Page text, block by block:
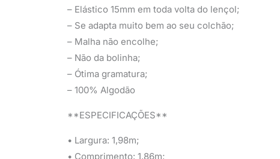
– Elástico 15mm em toda volta do lençol;
– Se adapta muito bem ao seu colchão;
– Malha não encolhe;
– Não da bolinha;
– Ótima gramatura;
– 100% Algodão
**ESPECIFICAÇÕES**
• Largura: 1,98m;
• Comprimento: 1,86m;